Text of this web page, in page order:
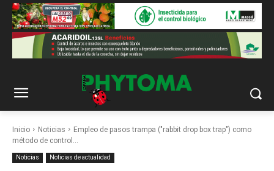
Inicio Noticias
Empleo de pasos trampa ("rabbit drop box trap") como
método de control...
Noticias Noticias de actualidad